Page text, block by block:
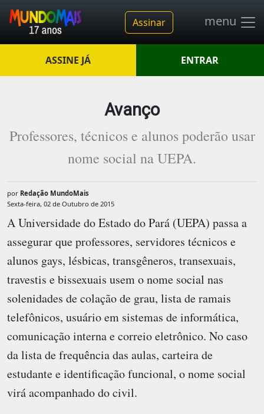
Assinar menu
ASSINE JÁ ENTRAR
Avanço
Professores, técnicos e alunos poderão usar
nome social na UEPA.
por Redação MundoMais
Sexta-feira, 02 de Outubro de 2015
A Universidade do Estado do Pará (UEPA) passa a
assegurar que professores, servidores técnicos e
alunos gays, lésbicas, transgêneros, transexuais,
travestis e bissexuais usem o nome social nas
solenidades de colação de grau, lista de ramais
telefônicos, usuário em sistemas de informática,
comunicação interna e correio eletrônico. No caso
da lista de frequência das aulas, carteira de
estudante e identificação funcional, o nome social
virá acompanhado do civil.